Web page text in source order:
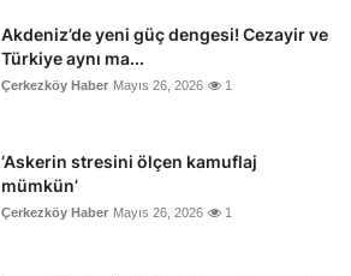
Akdeniz’de yeni güç dengesi! Cezayir ve
Türkiye aynı ma...
Çerkezköy Haber Mayıs 26, 2026 1
‘Askerin stresini ölçen kamuflaj
mümkün’
Çerkezköy Haber Mayıs 26, 2026 1